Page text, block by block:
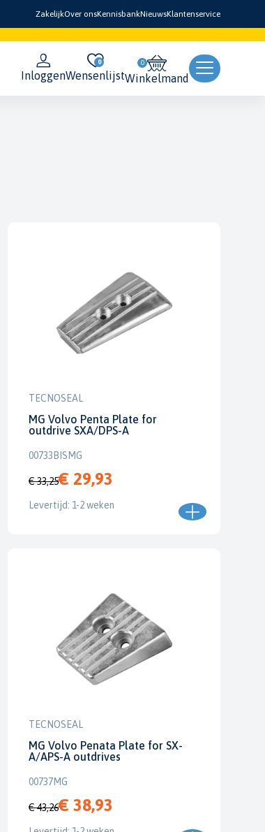
ZakelijkOver onsKennisbankNieuwsKlantenservice
Inloggen
0
WensenlijstWinkelmand
TECNOSEAL
MG Volvo Penta Plate for
outdrive SXA/DPS-A
00733BISMG
€ 33,25€ 29,93
Levertijd: 1-2 weken
TECNOSEAL
MG Volvo Penata Plate for SX-
A/APS-A outdrives
00737MG
€ 43,26€ 38,93